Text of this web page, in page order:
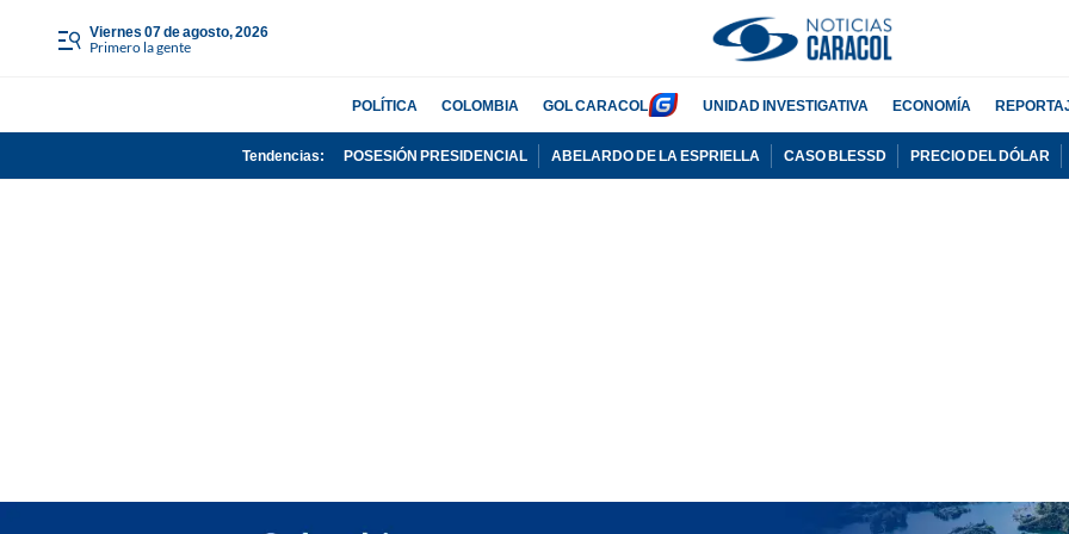
viernes 07 de agosto, 2026
Primero la gente
POLÍTICA COLOMBIA GOL CARACOL UNIDAD INVESTIGATIVA ECONOMÍA
Tendencias: POSESIÓN PRESIDENCIAL ABELARDO DE LA ESPRIELLA CASO BLESSD PRECIO DEL DÓLAR